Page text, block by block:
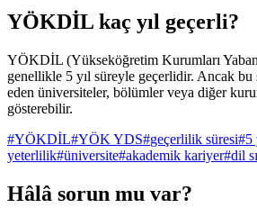
YÖKDİL kaç yıl geçerli?
YÖKDİL (Yükseköğretim Kurumları
genellikle 5 yıl süreyle geçerlidir. Ancak bu
eden üniversiteler, bölümler veya diğer
gösterebilir.
#YÖKDİL#YÖK YDS#geçerlilik süresi#5
yeterlilik#üniversite#akademik kariyer#dil
Hâlâ sorun mu var?